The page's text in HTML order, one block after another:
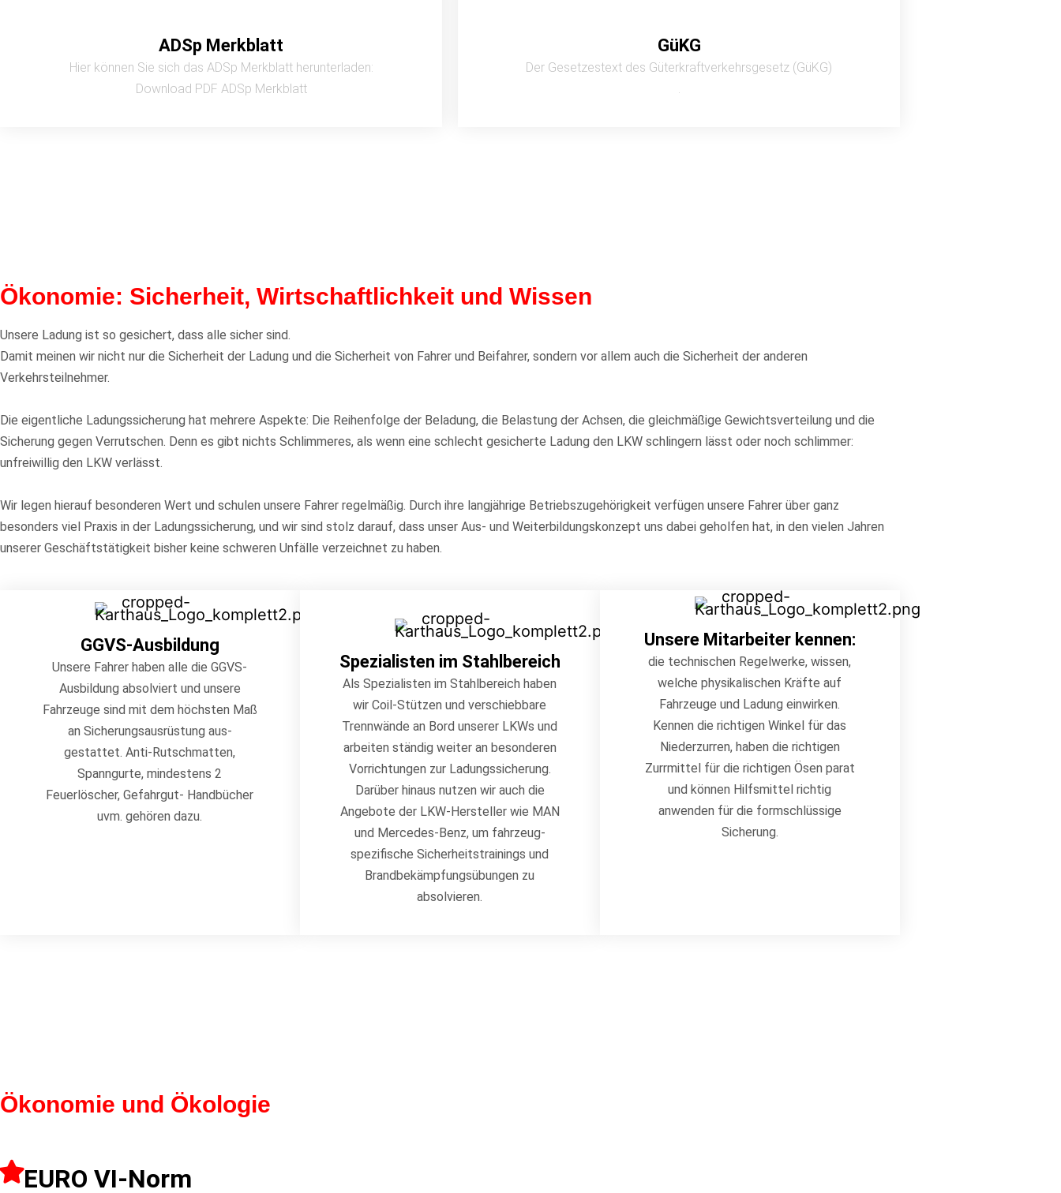
ADSp Merkblatt
Hier können Sie sich das ADSp Merkblatt herunterladen:
Download PDF ADSp Merkblatt
GüKG
Der Gesetzestext des Güterkraftverkehrsgesetz (GüKG)
.
Ökonomie: Sicherheit, Wirtschaftlichkeit und Wissen
Unsere Ladung ist so gesichert, dass alle sicher sind.
Damit meinen wir nicht nur die Sicherheit der Ladung und die Sicherheit von Fahrer und Beifahrer, sondern vor allem auch die Sicherheit der anderen
Verkehrsteilnehmer.
Die eigentliche Ladungssicherung hat mehrere Aspekte: Die Reihenfolge der Beladung, die Belastung der Achsen, die gleichmäßige Gewichtsverteilung und die
Sicherung gegen Verrutschen. Denn es gibt nichts Schlimmeres, als wenn eine schlecht gesicherte Ladung den LKW schlingern lässt oder noch schlimmer:
unfreiwillig den LKW verlässt.
Wir legen hierauf besonderen Wert und schulen unsere Fahrer regelmäßig. Durch ihre langjährige Betriebszugehörigkeit verfügen unsere Fahrer über ganz
besonders viel Praxis in der Ladungssicherung, und wir sind stolz darauf, dass unser Aus- und Weiterbildungskonzept uns dabei geholfen hat, in den vielen Jahren
unserer Geschäftstätigkeit bisher keine schweren Unfälle verzeichnet zu haben.
GGVS-Ausbildung
Unsere Fahrer haben alle die GGVS-
Ausbildung absolviert und unsere
Fahrzeuge sind mit dem höchsten Maß
an Sicherungsausrüstung aus-
gestattet. Anti-Rutschmatten,
Spanngurte, mindestens 2
Feuerlöscher, Gefahrgut- Handbücher
uvm. gehören dazu.
Spezialisten im Stahlbereich
Als Spezialisten im Stahlbereich haben
wir Coil-Stützen und verschiebbare
Trennwände an Bord unserer LKWs und
arbeiten ständig weiter an besonderen
Vorrichtungen zur Ladungssicherung.
Darüber hinaus nutzen wir auch die
Angebote der LKW-Hersteller wie MAN
und Mercedes-Benz, um fahrzeug-
spezifische Sicherheitstrainings und
Brandbekämpfungsübungen zu
absolvieren.
Unsere Mitarbeiter kennen:
die technischen Regelwerke, wissen,
welche physikalischen Kräfte auf
Fahrzeuge und Ladung einwirken.
Kennen die richtigen Winkel für das
Niederzurren, haben die richtigen
Zurrmittel für die richtigen Ösen parat
und können Hilfsmittel richtig
anwenden für die formschlüssige
Sicherung.
Ökonomie und Ökologie
EURO VI-Norm